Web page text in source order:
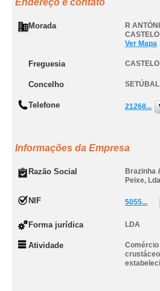
Endereço e contato
Morada R
Ver Mapa
Freguesia
Concelho SETÚBAL
Telefone 21268...
Informações da Empresa
Razão Social
Brazinha
Peixe, Lda
NIF 5055...
Forma jurídica LDA
Atividade
Comércio